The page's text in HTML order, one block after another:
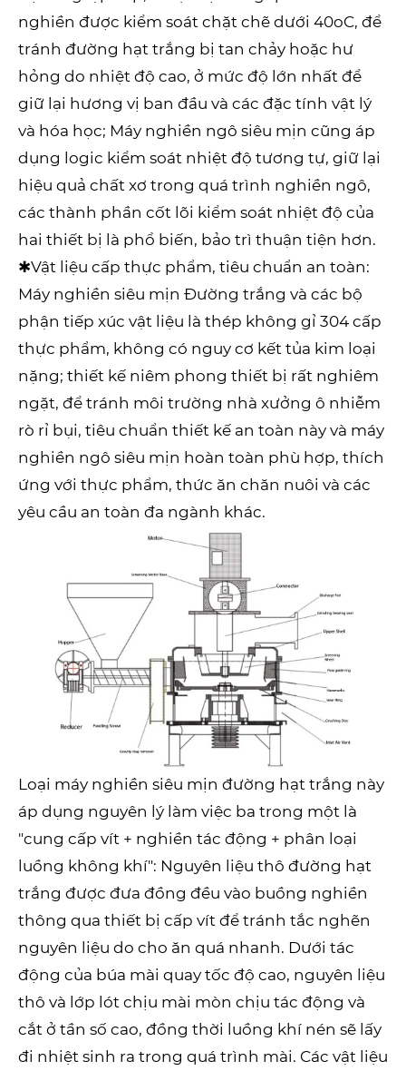
nghiền được kiểm soát chặt chẽ dưới 40oC, để
tránh đường hạt trắng bị tan chảy hoặc hư
hỏng do nhiệt độ cao, ở mức độ lớn nhất để
giữ lại hương vị ban đầu và các đặc tính vật lý
và hóa học; Máy nghiền ngô siêu mịn cũng áp
dụng logic kiểm soát nhiệt độ tương tự, giữ lại
hiệu quả chất xơ trong quá trình nghiền ngô,
các thành phần cốt lõi kiểm soát nhiệt độ của
hai thiết bị là phổ biến, bảo trì thuận tiện hơn.
✱Vật liệu cấp thực phẩm, tiêu chuẩn an toàn:
Máy nghiền siêu mịn Đường trắng và các bộ
phận tiếp xúc vật liệu là thép không gỉ 304 cấp
thực phẩm, không có nguy cơ kết tủa kim loại
nặng; thiết kế niêm phong thiết bị rất nghiêm
ngặt, để tránh môi trường nhà xưởng ô nhiễm
rò rỉ bụi, tiêu chuẩn thiết kế an toàn này và máy
nghiền ngô siêu mịn hoàn toàn phù hợp, thích
ứng với thực phẩm, thức ăn chăn nuôi và các
yêu cầu an toàn đa ngành khác.
Loại máy nghiền siêu mịn đường hạt trắng này
áp dụng nguyên lý làm việc ba trong một là
"cung cấp vít + nghiền tác động + phân loại
luồng không khí": Nguyên liệu thô đường hạt
trắng được đưa đồng đều vào buồng nghiền
thông qua thiết bị cấp vít để tránh tắc nghẽn
nguyên liệu do cho ăn quá nhanh. Dưới tác
động của búa mài quay tốc độ cao, nguyên liệu
thô và lớp lót chịu mài mòn chịu tác động và
cắt ở tần số cao, đồng thời luồng khí nén sẽ lấy
đi nhiệt sinh ra trong quá trình mài. Các vật liệu